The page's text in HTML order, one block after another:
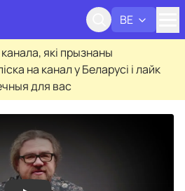
BE
які прызнаны
на канал у Беларусі і лайк
для вас